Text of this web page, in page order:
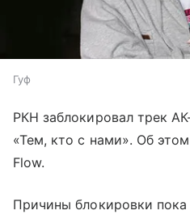
Гуф
РКН заблокировал трек
«Тем, кто с нами». Об
Flow.
Причины блокировки пока